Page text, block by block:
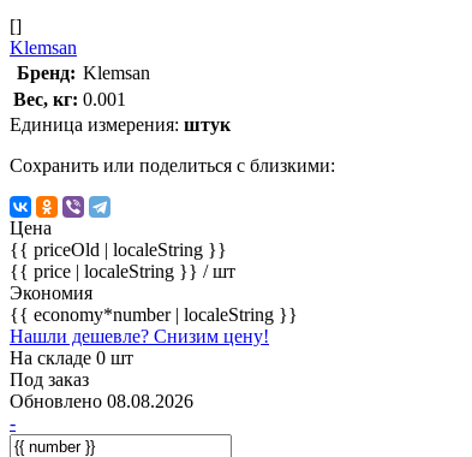
[]
Klemsan
Бренд: Klemsan
Вес, кг: 0.001
Единица измерения: штук
Сохранить или поделиться с близкими:
Цена
{{ priceOld | localeString }}
{{ price | localeString }} / шт
Экономия
{{ economy*number | localeString }}
Нашли дешевле? Снизим цену!
На складе 0 шт
Под заказ
Обновлено 08.08.2026
-